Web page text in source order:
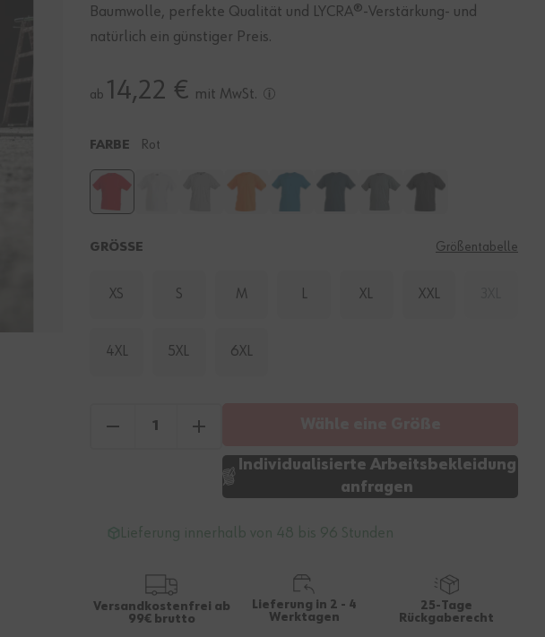
Baumwolle, perfekte Qualität und LYCRA®-Verstärkung- und
natürlich ein günstiger Preis.
ab 14,22 € mit MwSt.
FARBE Rot
GRÖSSE Größentabelle
XS S M L XL XXL
4XL 5XL 6XL
Individualisierte Arbeitsbekleidung
anfragen
Lieferung innerhalb von 48 bis 96 Stunden
Versandkostenfrei ab
99€ brutto
Lieferung in 2 - 4
Werktagen
25-Tage
Rückgaberecht